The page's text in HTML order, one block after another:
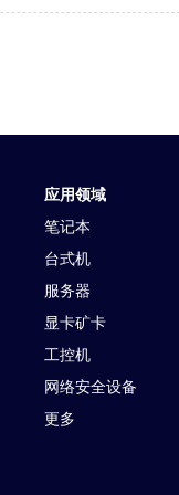
应用领域
笔记本
台式机
服务器
显卡矿卡
工控机
网络安全设备
更多